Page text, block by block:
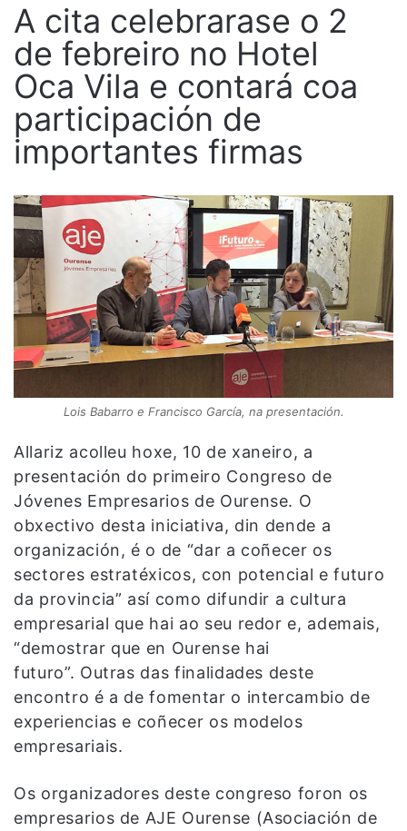
A cita celebrarase o 2
de febreiro no Hotel
Oca Vila e contará coa
participación de
importantes firmas
Lois Babarro e Francisco García, na presentación.
Allariz acolleu hoxe, 10 de xaneiro, a
presentación do primeiro Congreso de
Jóvenes Empresarios de Ourense. O
obxectivo desta iniciativa, din dende a
organización, é o de “dar a coñecer os
sectores estratéxicos, con potencial e futuro
da provincia” así como difundir a cultura
empresarial que hai ao seu redor e, ademais,
“demostrar que en Ourense hai
futuro”. Outras das finalidades deste
encontro é a de fomentar o intercambio de
experiencias e coñecer os modelos
empresariais.
Os organizadores deste congreso foron os
empresarios de AJE Ourense (Asociación de